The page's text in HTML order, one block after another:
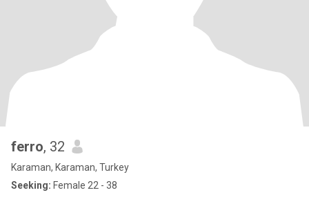
ferro, 32
Karaman, Karaman, Turkey
Seeking: Female 22 - 38